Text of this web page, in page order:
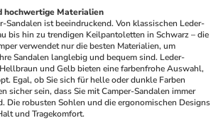
hochwertige Materialien
Sandalen ist beeindruckend. Von klassischen Leder-
bis hin zu trendigen Keilpantoletten in Schwarz – die
verwendet nur die besten Materialien, um
Sandalen langlebig und bequem sind. Leder-
und Gelb bieten eine farbenfrohe Auswahl,
Egal, ob Sie sich für helle oder dunkle Farben
sicher sein, dass Sie mit Camper-Sandalen immer
Die robusten Sohlen und die ergonomischen Designs
und Tragekomfort.